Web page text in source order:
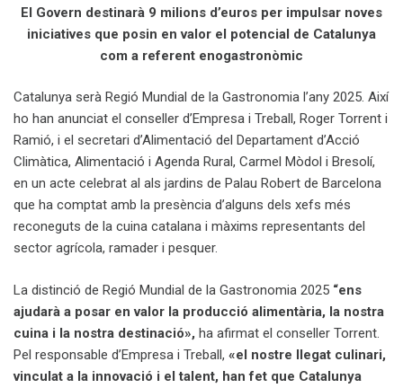
El Govern destinarà 9 milions d’euros per impulsar noves
iniciatives que posin en valor el potencial de Catalunya
com a referent enogastronòmic
Catalunya serà Regió Mundial de la Gastronomia l’any 2025. Així
ho han anunciat el conseller d’Empresa i Treball, Roger Torrent i
Ramió, i el secretari d’Alimentació del Departament d’Acció
Climàtica, Alimentació i Agenda Rural, Carmel Mòdol i Bresolí,
en un acte celebrat al als jardins de Palau Robert de Barcelona
que ha comptat amb la presència d’alguns dels xefs més
reconeguts de la cuina catalana i màxims representants del
sector agrícola, ramader i pesquer.
La distinció de Regió Mundial de la Gastronomia 2025 “ens
ajudarà a posar en valor la producció alimentària, la nostra
cuina i la nostra destinació», ha afirmat el conseller Torrent.
Pel responsable d’Empresa i Treball, «el nostre llegat culinari,
vinculat a la innovació i el talent, han fet que Catalunya